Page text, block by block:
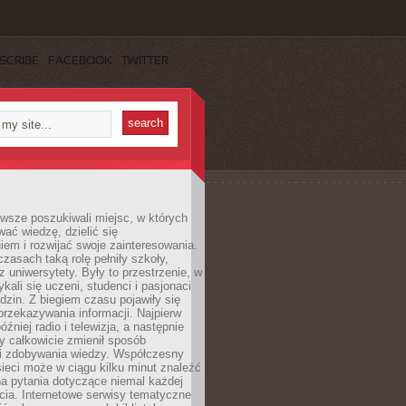
FACEBOOK TWITTER
poszukiwali miejsc, w których
wiedzę, dzielić się
i rozwijać swoje zainteresowania.
taką rolę pełniły szkoły,
uniwersytety. Były to przestrzenie, w
się uczeni, studenci i pasjonaci
Z biegiem czasu pojawiły się
informacji. Najpierw
radio i telewizja, a następnie
całkowicie zmienił sposób
zdobywania wiedzy. Współczesny
może w ciągu kilku minut znaleźć
pytania dotyczące niemal każdej
Internetowe serwisy tematyczne